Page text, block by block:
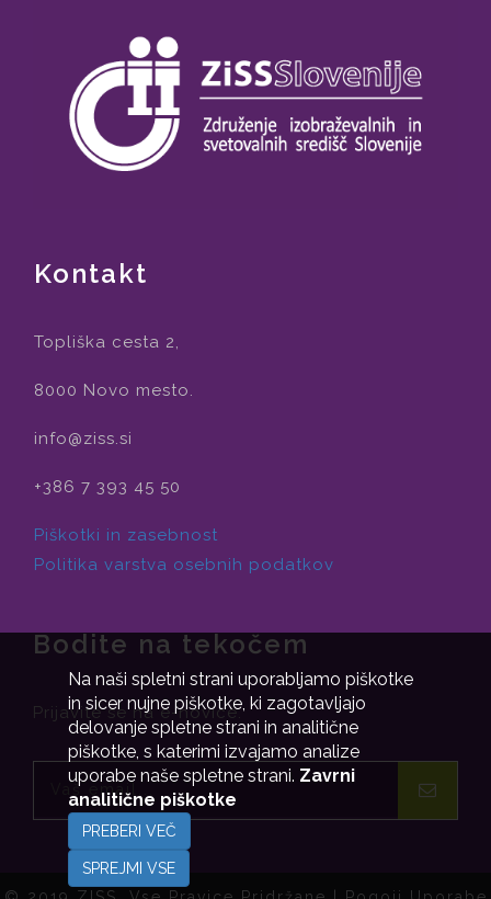
Na naši spletni strani uporabljamo piškotke
in sicer nujne piškotke, ki zagotavljajo
delovanje spletne strani in analitične
piškotke, s katerimi izvajamo analize
uporabe naše spletne strani. Zavrni
analitične piškotke
PREBERI VEČ
SPREJMI VSE
Kontakt
Topliška cesta 2,
8000 Novo mesto.
info@ziss.si
+386 7 393 45 50
Piškotki in zasebnost
Politika varstva osebnih podatkov
Bodite na tekočem
Prijavite se na e-novice.